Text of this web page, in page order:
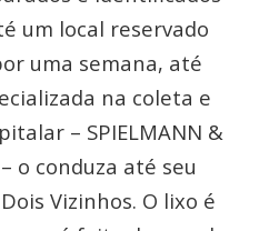
um local reservado
uma semana, até
na coleta e
– SPIELMANN &
o conduza até seu
Vizinhos. O lixo é